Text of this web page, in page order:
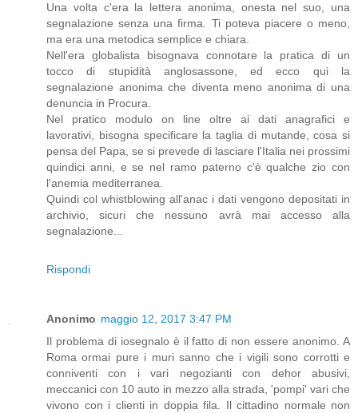
Una volta c'era la lettera anonima, onesta nel suo, una
segnalazione senza una firma. Ti poteva piacere o meno,
ma era una metodica semplice e chiara.
Nell'era globalista bisognava connotare la pratica di un
tocco di stupidità anglosassone, ed ecco qui la
segnalazione anonima che diventa meno anonima di una
denuncia in Procura.
Nel pratico modulo on line oltre ai dati anagrafici e
lavorativi, bisogna specificare la taglia di mutande, cosa si
pensa del Papa, se si prevede di lasciare l'Italia nei prossimi
quindici anni, e se nel ramo paterno c'è qualche zio con
l'anemia mediterranea.
Quindi col whistblowing all'anac i dati vengono depositati in
archivio, sicuri che nessuno avrà mai accesso alla
segnalazione...
Rispondi
Anonimo maggio 12, 2017 3:47 PM
Il problema di iosegnalo è il fatto di non essere anonimo. A
Roma ormai pure i muri sanno che i vigili sono corrotti e
conniventi con i vari negozianti con dehor abusivi,
meccanici con 10 auto in mezzo alla strada, 'pompi' vari che
vivono con i clienti in doppia fila. Il cittadino normale non